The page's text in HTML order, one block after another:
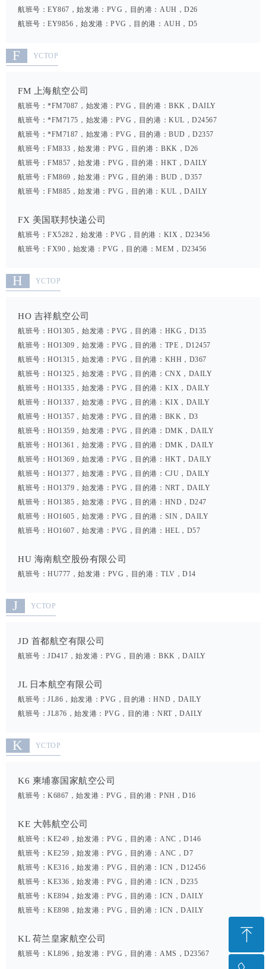
航班号：EY867，始发港：PVG，目的港：AUH，D26
航班号：EY9856，始发港：PVG，目的港：AUH，D5
F YCTOP
FM 上海航空公司
航班号：*FM7087，始发港：PVG，目的港：BKK，DAILY
航班号：*FM7175，始发港：PVG，目的港：KUL，D24567
航班号：*FM7187，始发港：PVG，目的港：BUD，D2357
航班号：FM833，始发港：PVG，目的港：BKK，D26
航班号：FM857，始发港：PVG，目的港：HKT，DAILY
航班号：FM869，始发港：PVG，目的港：BUD，D357
航班号：FM885，始发港：PVG，目的港：KUL，DAILY
FX 美国联邦快递公司
航班号：FX5282，始发港：PVG，目的港：KIX，D23456
航班号：FX90，始发港：PVG，目的港：MEM，D23456
H YCTOP
HO 吉祥航空公司
航班号：HO1305，始发港：PVG，目的港：HKG，D135
航班号：HO1309，始发港：PVG，目的港：TPE，D12457
航班号：HO1315，始发港：PVG，目的港：KHH，D367
航班号：HO1325，始发港：PVG，目的港：CNX，DAILY
航班号：HO1335，始发港：PVG，目的港：KIX，DAILY
航班号：HO1337，始发港：PVG，目的港：KIX，DAILY
航班号：HO1357，始发港：PVG，目的港：BKK，D3
航班号：HO1359，始发港：PVG，目的港：DMK，DAILY
航班号：HO1361，始发港：PVG，目的港：DMK，DAILY
航班号：HO1369，始发港：PVG，目的港：HKT，DAILY
航班号：HO1377，始发港：PVG，目的港：CJU，DAILY
航班号：HO1379，始发港：PVG，目的港：NRT，DAILY
航班号：HO1385，始发港：PVG，目的港：HND，D247
航班号：HO1605，始发港：PVG，目的港：SIN，DAILY
航班号：HO1607，始发港：PVG，目的港：HEL，D57
HU 海南航空股份有限公司
航班号：HU777，始发港：PVG，目的港：TLV，D14
J YCTOP
JD 首都航空有限公司
航班号：JD417，始发港：PVG，目的港：BKK，DAILY
JL 日本航空有限公司
航班号：JL86，始发港：PVG，目的港：HND，DAILY
航班号：JL876，始发港：PVG，目的港：NRT，DAILY
K YCTOP
K6 柬埔寨国家航空公司
航班号：K6867，始发港：PVG，目的港：PNH，D16
KE 大韩航空公司
航班号：KE249，始发港：PVG，目的港：ANC，D146
航班号：KE259，始发港：PVG，目的港：ANC，D7
航班号：KE316，始发港：PVG，目的港：ICN，D12456
航班号：KE336，始发港：PVG，目的港：ICN，D235
航班号：KE894，始发港：PVG，目的港：ICN，DAILY
航班号：KE898，始发港：PVG，目的港：ICN，DAILY
KL 荷兰皇家航空公司
航班号：KL896，始发港：PVG，目的港：AMS，D23567
ꁸ